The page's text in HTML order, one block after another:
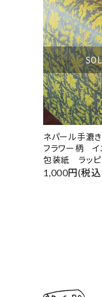
ネパール手漉
フラワー柄 イ
包装紙 ラッピ
1,000円(税